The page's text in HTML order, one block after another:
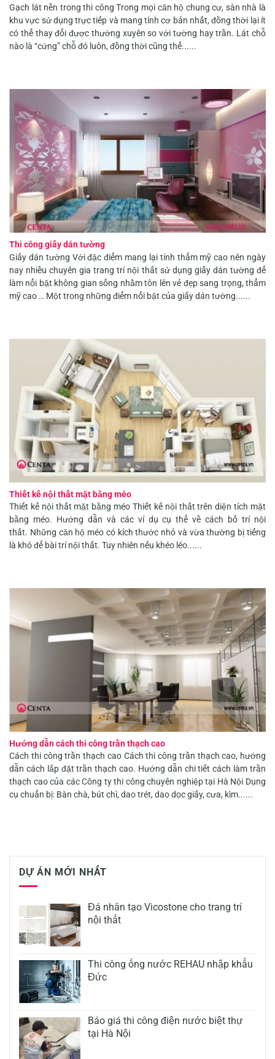
Gạch lát nền trong thi công Trong mọi căn hộ chung cư, sàn nhà là
khu vực sử dụng trực tiếp và mang tính cơ bản nhất, đồng thời lại ít
có thể thay đổi được thường xuyên so với tường hay trần. Lát chỗ
nào là “cứng” chỗ đó luôn, đồng thời cũng thể......
Thi công giấy dán tường
Giấy dán tường Với đặc điểm mang lại tính thẩm mỹ cao nên ngày
nay nhiều chuyên gia trang trí nội thất sử dụng giấy dán tường để
làm nổi bật không gian sống nhằm tôn lên vẻ đẹp sang trọng, thẩm
mỹ cao … Một trong những điểm nổi bật của giấy dán tường......
Thiết kế nội thất mặt bằng méo
Thiết kế nội thất mặt bằng méo Thiết kế nội thất trên diện tích mặt
bằng méo. Hướng dẫn và các ví dụ cụ thể về cách bố trí nội
thất. Những căn hộ méo có kích thước nhỏ và vừa thường bị tiếng
là khó để bài trí nội thất. Tuy nhiên nếu khéo léo......
Hướng dẫn cách thi công trần thạch cao
Cách thi công trần thạch cao Cách thi công trần thạch cao, hướng
dẫn cách lắp đặt trần thạch cao. Hướng dẫn chi tiết cách làm trần
thạch cao của các Công ty thi công chuyên nghiệp tại Hà Nội Dụng
cụ chuẩn bị: Bàn chà, bút chì, dao trét, dao dọc giấy, cưa, kìm......
DỰ ÁN MỚI NHẤT
Đá nhân tạo Vicostone cho trang trí
nội thất
Thi công ống nước REHAU nhập khẩu
Đức
Báo giá thi công điện nước biệt thự
tại Hà Nội